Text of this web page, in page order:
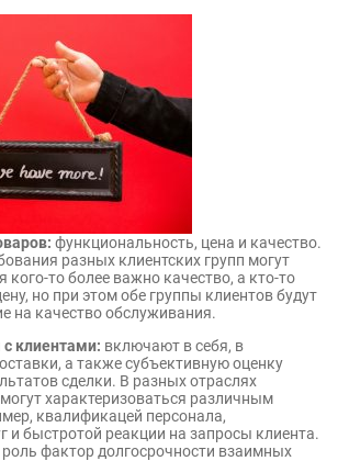
функциональность, цена и качество.
разных клиентских групп могут
кого-то более важно качество, а кто-то
но при этом обе группы клиентов будут
на качество обслуживания.
клиентами: включают в себя, в
а также субъективную оценку
сделки. В разных отраслях
характеризоваться различным
квалификацей персонала,
и быстротой реакции на запросы клиента.
роль фактор долгосрочности взаимных